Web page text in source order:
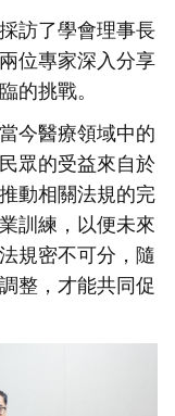
訪了學會理事長
位專家深入分享
的挑戰。
今醫療領域中的
眾的受益來自於
動相關法規的完
訓練，以便未來
規密不可分，隨
整，才能共同促